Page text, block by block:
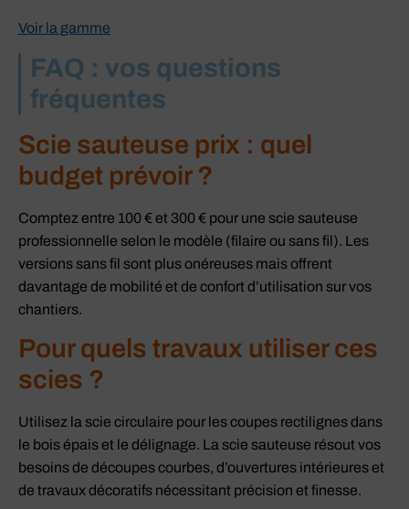
Voir la gamme
FAQ : vos questions
fréquentes
Scie sauteuse prix : quel
budget prévoir ?
Comptez entre 100 € et 300 € pour une scie sauteuse
professionnelle selon le modèle (filaire ou sans fil). Les
versions sans fil sont plus onéreuses mais offrent
davantage de mobilité et de confort d’utilisation sur vos
chantiers.
Pour quels travaux utiliser ces
scies ?
Utilisez la scie circulaire pour les coupes rectilignes dans
le bois épais et le délignage. La scie sauteuse résout vos
besoins de découpes courbes, d’ouvertures intérieures et
de travaux décoratifs nécessitant précision et finesse.